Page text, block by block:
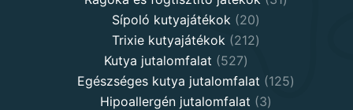
Sípoló kutyajátékok 2020
products
Trixie kutyajátékok 212212
Kutya jutalomfalat 527527
products
Egészséges kutya jutalomfalat 125125
Hipoallergén jutalomfalat 33